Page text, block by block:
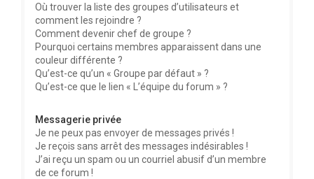
Où trouver la liste des groupes d’utilisateurs et
comment les rejoindre ?
Comment devenir chef de groupe ?
Pourquoi certains membres apparaissent dans une
couleur différente ?
Qu’est-ce qu’un « Groupe par défaut » ?
Qu’est-ce que le lien « L’équipe du forum » ?
Messagerie privée
Je ne peux pas envoyer de messages privés !
Je reçois sans arrêt des messages indésirables !
J’ai reçu un spam ou un courriel abusif d’un membre
de ce forum !